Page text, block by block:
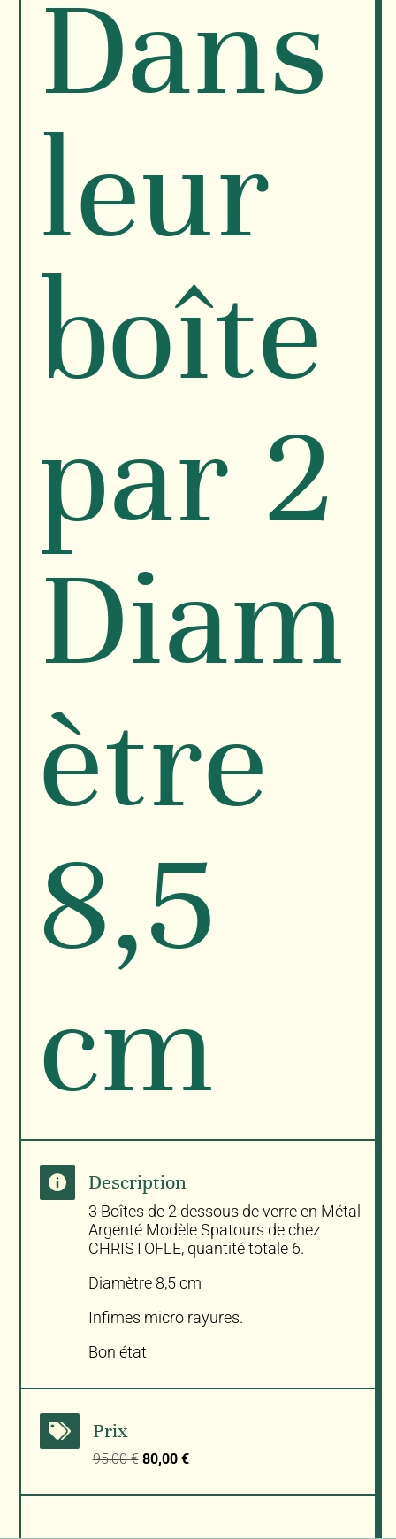
Dans
leur
boîte
par 2
Diam
ètre
8,5
cm
 Description
3 Boîtes de 2 dessous de verre en Métal
Argenté Modèle Spatours de chez
CHRISTOFLE, quantité totale 6.
Diamètre 8,5 cm
Infimes micro rayures.
Bon état
 Prix
95,00€ Le
initial
80,00 €Le
actuel